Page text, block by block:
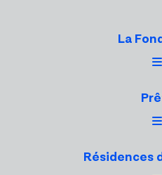
La
Résidences